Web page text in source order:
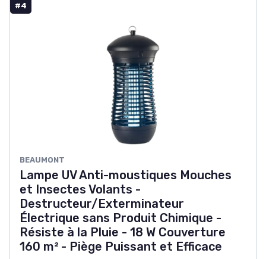
#4
BEAUMONT
Lampe UV Anti-moustiques Mouches
et Insectes Volants -
Destructeur/Exterminateur
Électrique sans Produit Chimique -
Résiste à la Pluie - 18 W Couverture
160 m² - Piège Puissant et Efficace